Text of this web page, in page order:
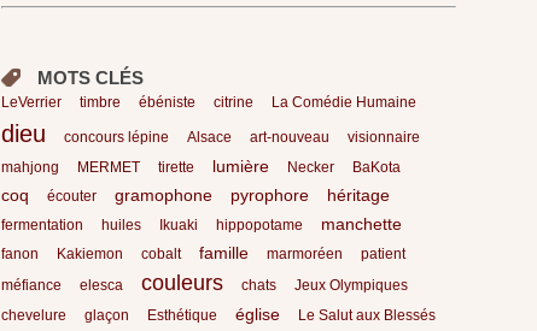
MOTS CLÉS
LeVerrier timbre ébéniste citrine La Comédie Humaine
dieu concours lépine Alsace art-nouveau
visionnaire
mahjong
MERMET tirette lumière Necker BaKota
coq écouter gramophone pyrophore héritage
fermentation huiles Ikuaki hippopotame manchette
fanon Kakiemon cobalt famille marmoréen
patient
méfiance
elesca couleurs chats
Jeux Olympiques
chevelure
glaçon Esthétique église Le Salut aux Blessés